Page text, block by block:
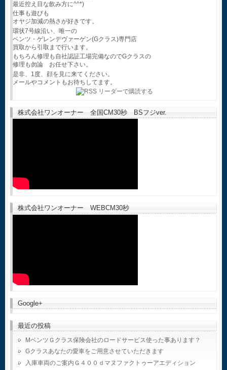
最近控え目な飲み方に^^*)
仕事も遊びも
オヤジ加減の熱さが好きです。
環状7号線沿い、唯一の
ベンツ・ゲレンデヴァーゲン(Gクラス)専門店
買取から引取まで行います。
もちろん修理も自社認証工場完備なのでGクラスの
修理も勿論 お任せ下さい。
是非、1度、顔を見に来てください。
メールやコメントもお待ちしてます。
株式会社ワンオーナー 全国CM30秒 BSフジver.
株式会社ワンオーナー WEBCM30秒
Google+
最近の投稿
MベンツＧクラス保険会社のロードサービス使った事あります？
Gクラスあなたの愛車をご用意させていただきます
入庫車両のご案内Ｇ４００ｄマヌファクトゥーアエディション